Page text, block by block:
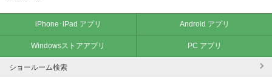
iPhone･iPad アプリ Android アプリ
Windowsストアアプリ PC アプリ
ショールーム検索